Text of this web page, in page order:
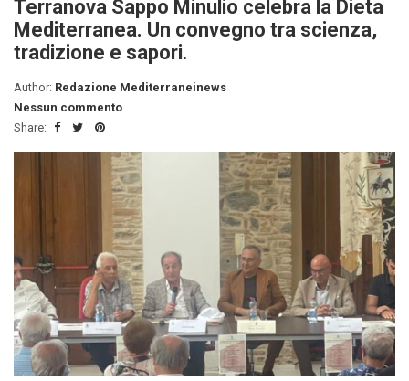
Terranova Sappo Minulio celebra la Dieta
Mediterranea. Un convegno tra scienza,
tradizione e sapori.
Author: Redazione Mediterraneinews
Nessun commento
Share: